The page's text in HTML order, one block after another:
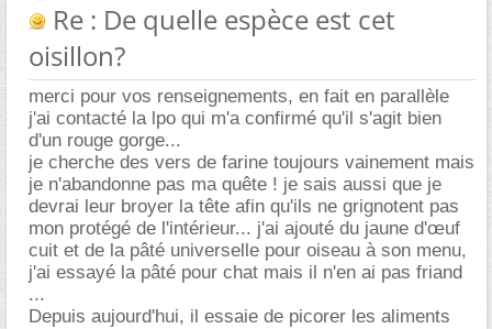
Re : De quelle espèce est cet
oisillon?
merci pour vos renseignements, en fait en parallèle
j'ai contacté la lpo qui m'a confirmé qu'il s'agit bien
d'un rouge gorge...
je cherche des vers de farine toujours vainement mais
je n'abandonne pas ma quête ! je sais aussi que je
devrai leur broyer la tête afin qu'ils ne grignotent pas
mon protégé de l'intérieur... j'ai ajouté du jaune d'œuf
cuit et de la pâté universelle pour oiseau à son menu,
j'ai essayé la pâté pour chat mais il n'en ai pas friand
...
Depuis aujourd'hui, il essaie de picorer les aliments